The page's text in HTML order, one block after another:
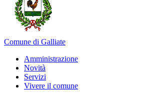
Comune di Galliate
Amministrazione
Novità
Servizi
Vivere il comune